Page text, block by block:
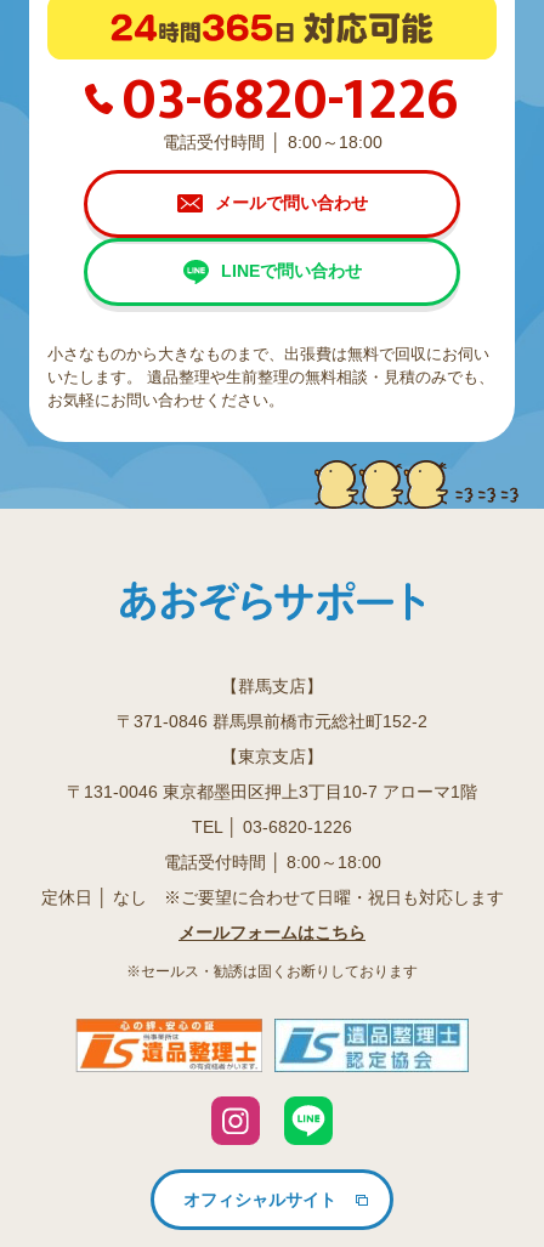
03-6820-1226
電話受付時間 8:00～18:00
メールで問い合わせ
LINEで問い合わせ
小さなものから大きなものまで、出張費は無料で回収にお伺い
いたします。
遺品整理や生前整理の無料相談・見積のみでも、
お気軽にお問い合わせください。
【群馬支店】
〒371-0846 群馬県前橋市元総社町152-2
【東京支店】
〒131-0046 東京都墨田区押上3丁目10-7 アローマ1階
TEL │ 03-6820-1226
電話受付時間 │ 8:00～18:00
定休日 │ なし ※ご要望に合わせて日曜・祝日も対応します
メールフォームはこちら
※セールス・勧誘は固くお断りしております
オフィシャルサイト